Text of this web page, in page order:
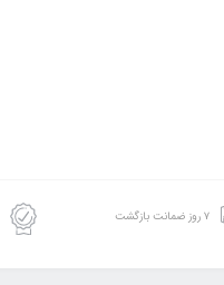
۷ روز ضمانت بازگشت